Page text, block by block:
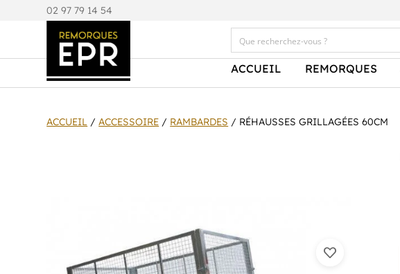
02 97 79 14 54
ACCUEIL REMORQUES
ACCUEIL /ACCESSOIRE / RAMBARDES / RÉHAUSSES GRILLAGÉES 60CM